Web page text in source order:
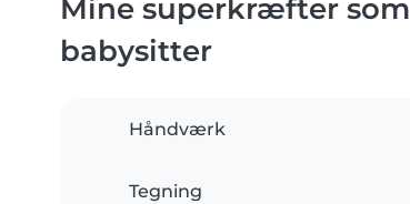
Mine superkræfter som
babysitter
Håndværk
Tegning